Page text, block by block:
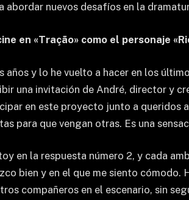
nuevos desafíos en la
en «Tração» como el personaje
y lo he vuelto a hacer en los
una invitación de André, director y
en este proyecto junto a
para que vengan otras. Es una
en la respuesta número 2, y cada
bien y en el que me siento
compañeros en el escenario, sin